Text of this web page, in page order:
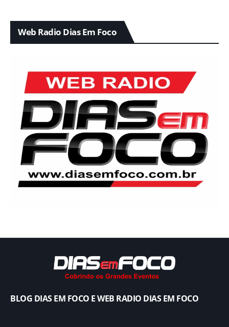
Web Radio Dias Em Foco
BLOG DIAS EM FOCO E WEB RADIO DIAS EM FOCO